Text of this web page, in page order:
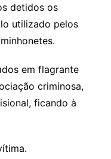
detidos os
utilizado pelos
em flagrante
criminosa,
ficando à